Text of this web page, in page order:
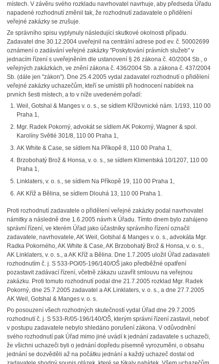
místech. V závěru svého rozkladu navrhovatel navrhuje, aby předseda Úřadu
napadené rozhodnutí změnil tak, že rozhodnutí zadavatele o přidělení
veřejné zakázky se zrušuje.
Ze správního spisu vyplynuly následující skutkové okolnosti případu.
Zadavatel dne 30.12.2004 uveřejnil na centrální adrese pod ev. č. 50002699
oznámení o zadávání veřejné zakázky "Poskytování právních služeb" v
jednacím řízení s uveřejněním dle ustanovení § 26 zákona č. 40/2004 Sb., o
veřejných zakázkách, ve znění zákona č. 436/2004 Sb. a zákona č. 437/2004
Sb. (dále jen "zákon"). Dne 25.4.2005 vydal zadavatel rozhodnutí o přidělení
veřejné zakázky uchazečům, kteří se umístili při hodnocení nabídek na
prvních šesti místech, a to v níže uvedeném pořadí:
Weil, Gotshal & Manges v. o. s., se sídlem Křížovnické nám. 1/193, 110 00
Praha 1,
Mgr. Radek Pokorný, advokát se sídlem AK Pokorný, Wagner & spol.
Karolíny Světlé 301/8, 110 00 Praha 1,
AK White & Case, se sídlem Na Příkopě 8, 110 00 Praha 1,
Brzobohatý Brož & Honsa, v. o. s., se sídlem Klimentská 10/1207, 110 00
Praha 1,
Linklaters, v. o. s., se sídlem Na Příkopě 19, 110 00 Praha 1,
AK Kříž a Bělina, se sídlem Dlouhá 13, 110 00 Praha 1.
Proti rozhodnutí zadavatele o přidělení veřejné zakázky podal navrhovatel
námitky a následně dne 1.6.2005 návrh k Úřadu. Tímto dnem bylo zahájeno
správní řízení, ve kterém Úřad jako účastníky správního řízení označil
zadavatele, navrhovatele, AK Weil, Gotshal & Manges v. o. s., advokáta Mgr.
Radka Pokorného, AK White & Case, AK Brzobohatý Brož & Honsa, v. o. s.,
AK Linklaters, v. o. s., a AK Kříž a Bělina. Dne 1.7.2005 uložil Úřad zadavateli
rozhodnutím č. j. S 533-PO/05-196/140/OŠ jako předběžné opatření
pozastavit zadávací řízení, včetně zákazu uzavřít smlouvu na veřejnou
zakázku. Proti tomuto rozhodnutí podal dne 21.7.2005 rozklad Mgr. Radek
Pokorný, dne 25.7.2005 zadavatel a AK Linklaters, v. o. s., a dne 27.7.2005
AK Weil, Gotshal & Manges v. o. s.
Po posouzení všech rozhodných skutečností vydal Úřad dne 29.7.2005
rozhodnutí č. j. S 533-R/05-196/140/OŠ, kterým správní řízení zastavil, neboť
v postupu zadavatele nebylo shledáno porušení zákona. V odůvodnění
svého rozhodnutí pak Úřad mimo jiné uvádí k jednání zadavatele s uchazeči,
že všichni uchazeči byli o jednání dopředu písemně vyrozuměni, o obsahu
jednání se dozvěděli až na počátku jednání a každý uchazeč dostal od